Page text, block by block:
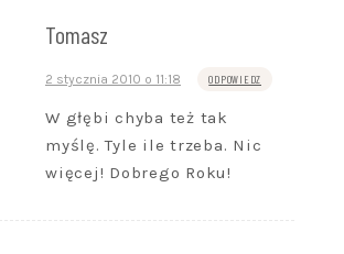
Tomasz
2 stycznia 2010 o 11:18 ODPOWIEDZ
W głębi chyba też tak
myślę. Tyle ile trzeba. Nic
więcej! Dobrego Roku!